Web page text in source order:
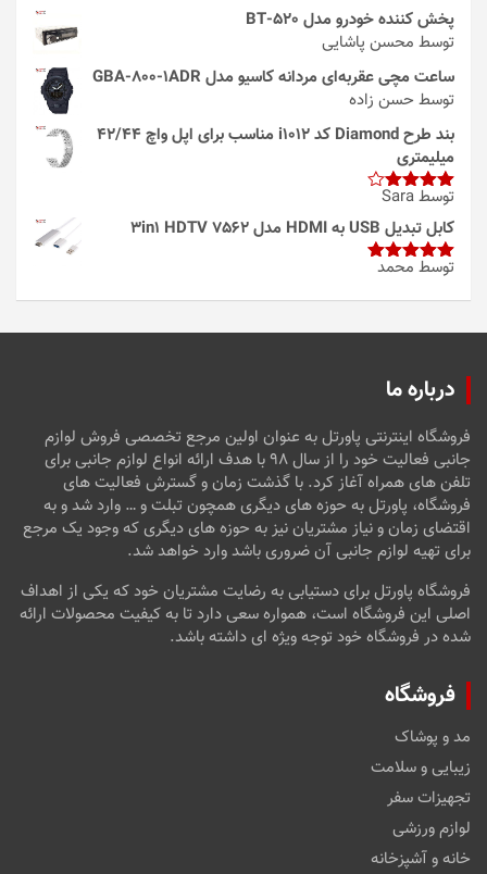
پخش کننده خودرو مدل 520-BT
توسط محسن پاشایی
ساعت مچی عقربه‌ای مردانه کاسیو مدل GBA-800-1ADR
توسط حسن زاده
بند طرح Diamond کد i1012 مناسب برای اپل واچ 42/44
میلیمتری
امتیاز4
از 5
توسط Sara
کابل تبدیل USB به HDMI مدل 3in1 HDTV 7562
امتیاز5از
توسط محمد
درباره ما
فروشگاه اینترنتی پاورتل به عنوان اولین مرجع تخصصی فروش لوازم
جانبی فعالیت خود را از سال ۹۸ با هدف ارائه انواع لوازم جانبی برای
تلفن های همراه آغاز کرد. با گذشت زمان و گسترش فعالیت های
فروشگاه، پاورتل به حوزه های دیگری همچون تبلت و … وارد شد و به
اقتضای زمان و نیاز مشتریان نیز به حوزه های دیگری که وجود یک مرجع
برای تهیه لوازم جانبی آن ضروری باشد وارد خواهد شد.
فروشگاه پاورتل برای دستیابی به رضایت مشتریان خود که یکی از اهداف
اصلی این فروشگاه است، همواره سعی دارد تا به کیفیت محصولات ارائه
شده در فروشگاه خود توجه ویژه ای داشته باشد.
فروشگاه
مد و پوشاک
زیبایی و سلامت
تجهیزات سفر
لوازم ورزشی
خانه و آشپزخانه